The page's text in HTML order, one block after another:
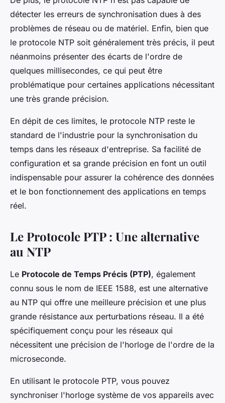
détecter les erreurs de synchronisation dues à des
problèmes de réseau ou de matériel. Enfin, bien que
le protocole NTP soit généralement très précis, il peut
néanmoins présenter des écarts de l'ordre de
quelques millisecondes, ce qui peut être
problématique pour certaines applications nécessitant
une très grande précision.
En dépit de ces limites, le protocole NTP reste le
standard de l'industrie pour la synchronisation du
temps dans les réseaux d'entreprise. Sa facilité de
configuration et sa grande précision en font un outil
indispensable pour assurer la cohérence des données
et le bon fonctionnement des applications en temps
réel.
Le Protocole PTP : Une alternative
au NTP
Le Protocole de Temps Précis (PTP), également
connu sous le nom de IEEE 1588, est une alternative
au NTP qui offre une meilleure précision et une plus
grande résistance aux perturbations réseau. Il a été
spécifiquement conçu pour les réseaux qui
nécessitent une précision de l'horloge de l'ordre de la
microseconde.
En utilisant le protocole PTP, vous pouvez
synchroniser l'horloge système de vos appareils avec